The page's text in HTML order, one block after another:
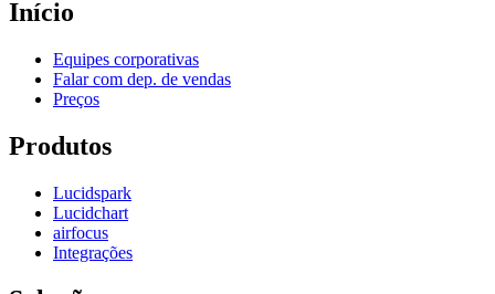
Início
Equipes corporativas
Falar com dep. de vendas
Preços
Produtos
Lucidspark
Lucidchart
airfocus
Integrações